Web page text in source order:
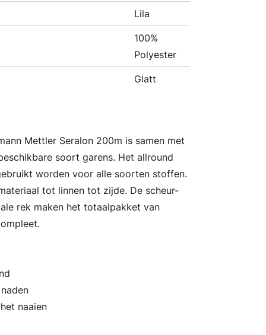
Lila
100%
Polyester
Glatt
Mettler Seralon 200m is samen met
soort garens. Het allround
worden voor alle soorten stoffen.
tot linnen tot zijde. De scheur-
rek maken het totaalpakket van
naaien